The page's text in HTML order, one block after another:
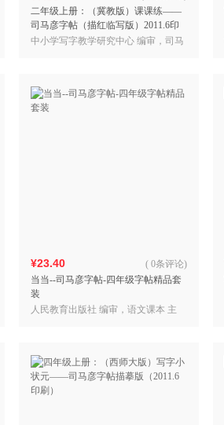
二年级上册：（冀教版）课课练——
司马彦字帖（描红临写版）2011.6印
刷
中小学写字教学研究中心 编审，司马
¥23.40
当当--司马彦字帖-四年级字帖精品套
装
( 0条评论)
人民教育出版社 编审，语文课本 主